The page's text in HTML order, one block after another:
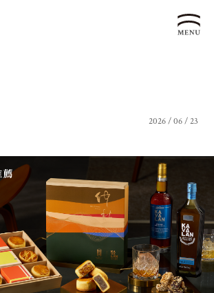
歷史沿革
文化生活誌
24節氣文化
漢餅文化
漢餅文化館
文化體驗
產品服務
產品介紹
企業客製贈禮區
預約品鑑
喜餅預約
企業永續
企業永續發展 ESG
永續新聞集
利害關係人
最新消息
聯絡我們
全台據點
2026 / 06 / 23